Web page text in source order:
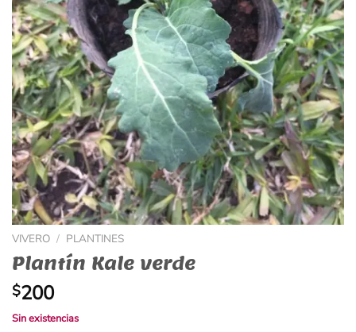
VIVERO / PLANTINES
Plantín Kale verde
$200
Sin existencias